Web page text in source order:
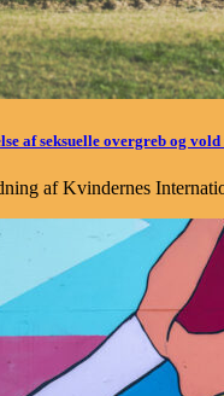
af seksuelle overgreb og
af Kvindernes